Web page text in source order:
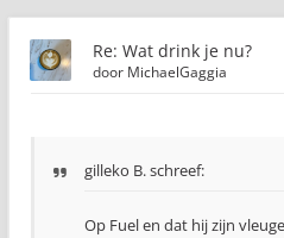
Re: Wat drink je nu?
door MichaelGaggia
gilleko B. schreef:
Op Fuel en dat hij zijn